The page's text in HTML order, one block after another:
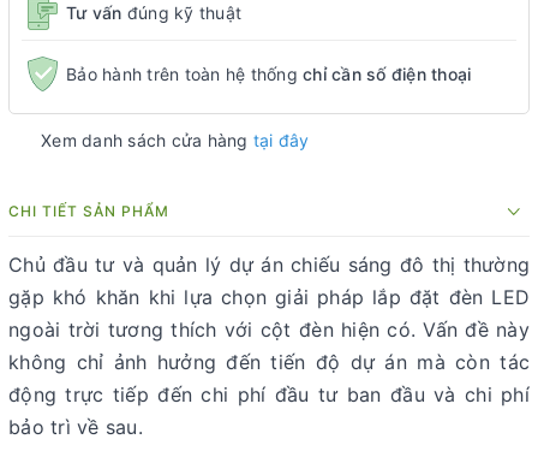
Tư vấn đúng kỹ thuật
Bảo hành trên toàn hệ thống chỉ cần số điện thoại
Xem danh sách cửa hàng tại đây
CHI TIẾT SẢN PHẨM
Chủ đầu tư và quản lý dự án chiếu sáng đô thị thường
gặp khó khăn khi lựa chọn giải pháp lắp đặt đèn LED
ngoài trời tương thích với cột đèn hiện có. Vấn đề này
không chỉ ảnh hưởng đến tiến độ dự án mà còn tác
động trực tiếp đến chi phí đầu tư ban đầu và chi phí
bảo trì về sau.